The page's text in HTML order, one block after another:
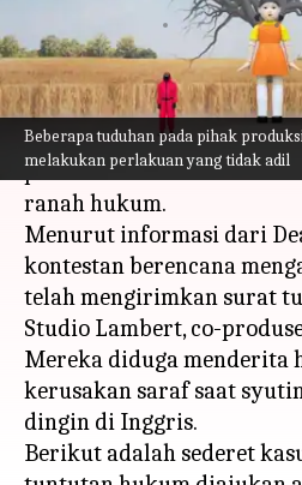
Beberapa tuduhan pada pihak
melakukan perlakuan yang tidak adil
Nov 27, 2023
Apa ceritanya
Squid Game: The
pada hari Rabu dan sudah
ranah hukum.
Menurut informasi dari
kontestan berencana
telah mengirimkan surat
Studio Lambert, co-
Mereka diduga menderita
kerusakan saraf saat
dingin di Inggris.
Berikut adalah sederet